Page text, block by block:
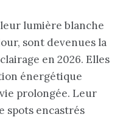
leur lumière blanche
sont devenues la
en 2026. Elles
énergétique
prolongée. Leur
spots encastrés